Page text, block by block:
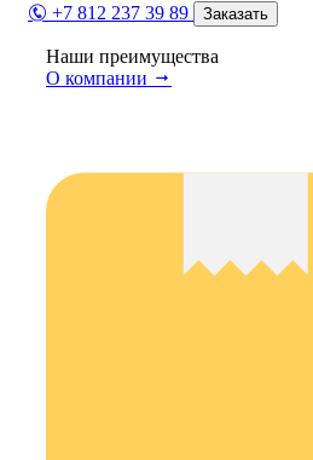
+7 812 237 39 89 Заказать
Наши преимущества
О компании